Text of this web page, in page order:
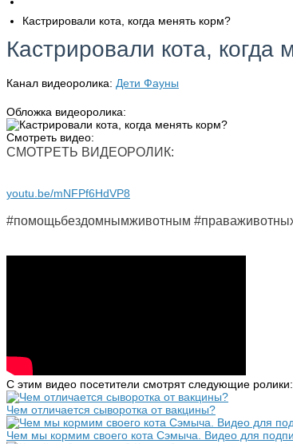
Кастрировали кота, когда менять корм?
Кастрировали кота, когда
Канал видеоролика: Дети Фауны
Обложка видеоролика:
Смотреть видео:
СМОТРЕТЬ ВИДЕОРОЛИК:
youtu.be/mNFPf6HdVP8
#помощьбездомнымживотным
С этим видео посетители смотрят следующие ролики:
Чем отличается сыворотка от вакцины?
Чем мы кормим своего кота Сэмыча. Видео для